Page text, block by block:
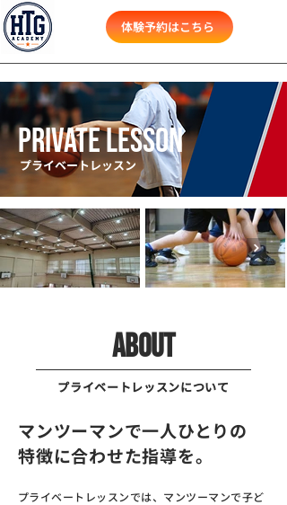
体験予約はこちら
private LESSON
​プライベートレッスン
ABOUT
​プライベートレッスンについて
マンツーマンで一人ひとりの
特徴に合わせた指導を。
プライベートレッスンでは、マンツーマンで子ど